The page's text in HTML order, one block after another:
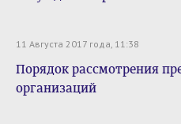
11 Августа 2017 года, 11:38
Порядок рассмотрения
организаций